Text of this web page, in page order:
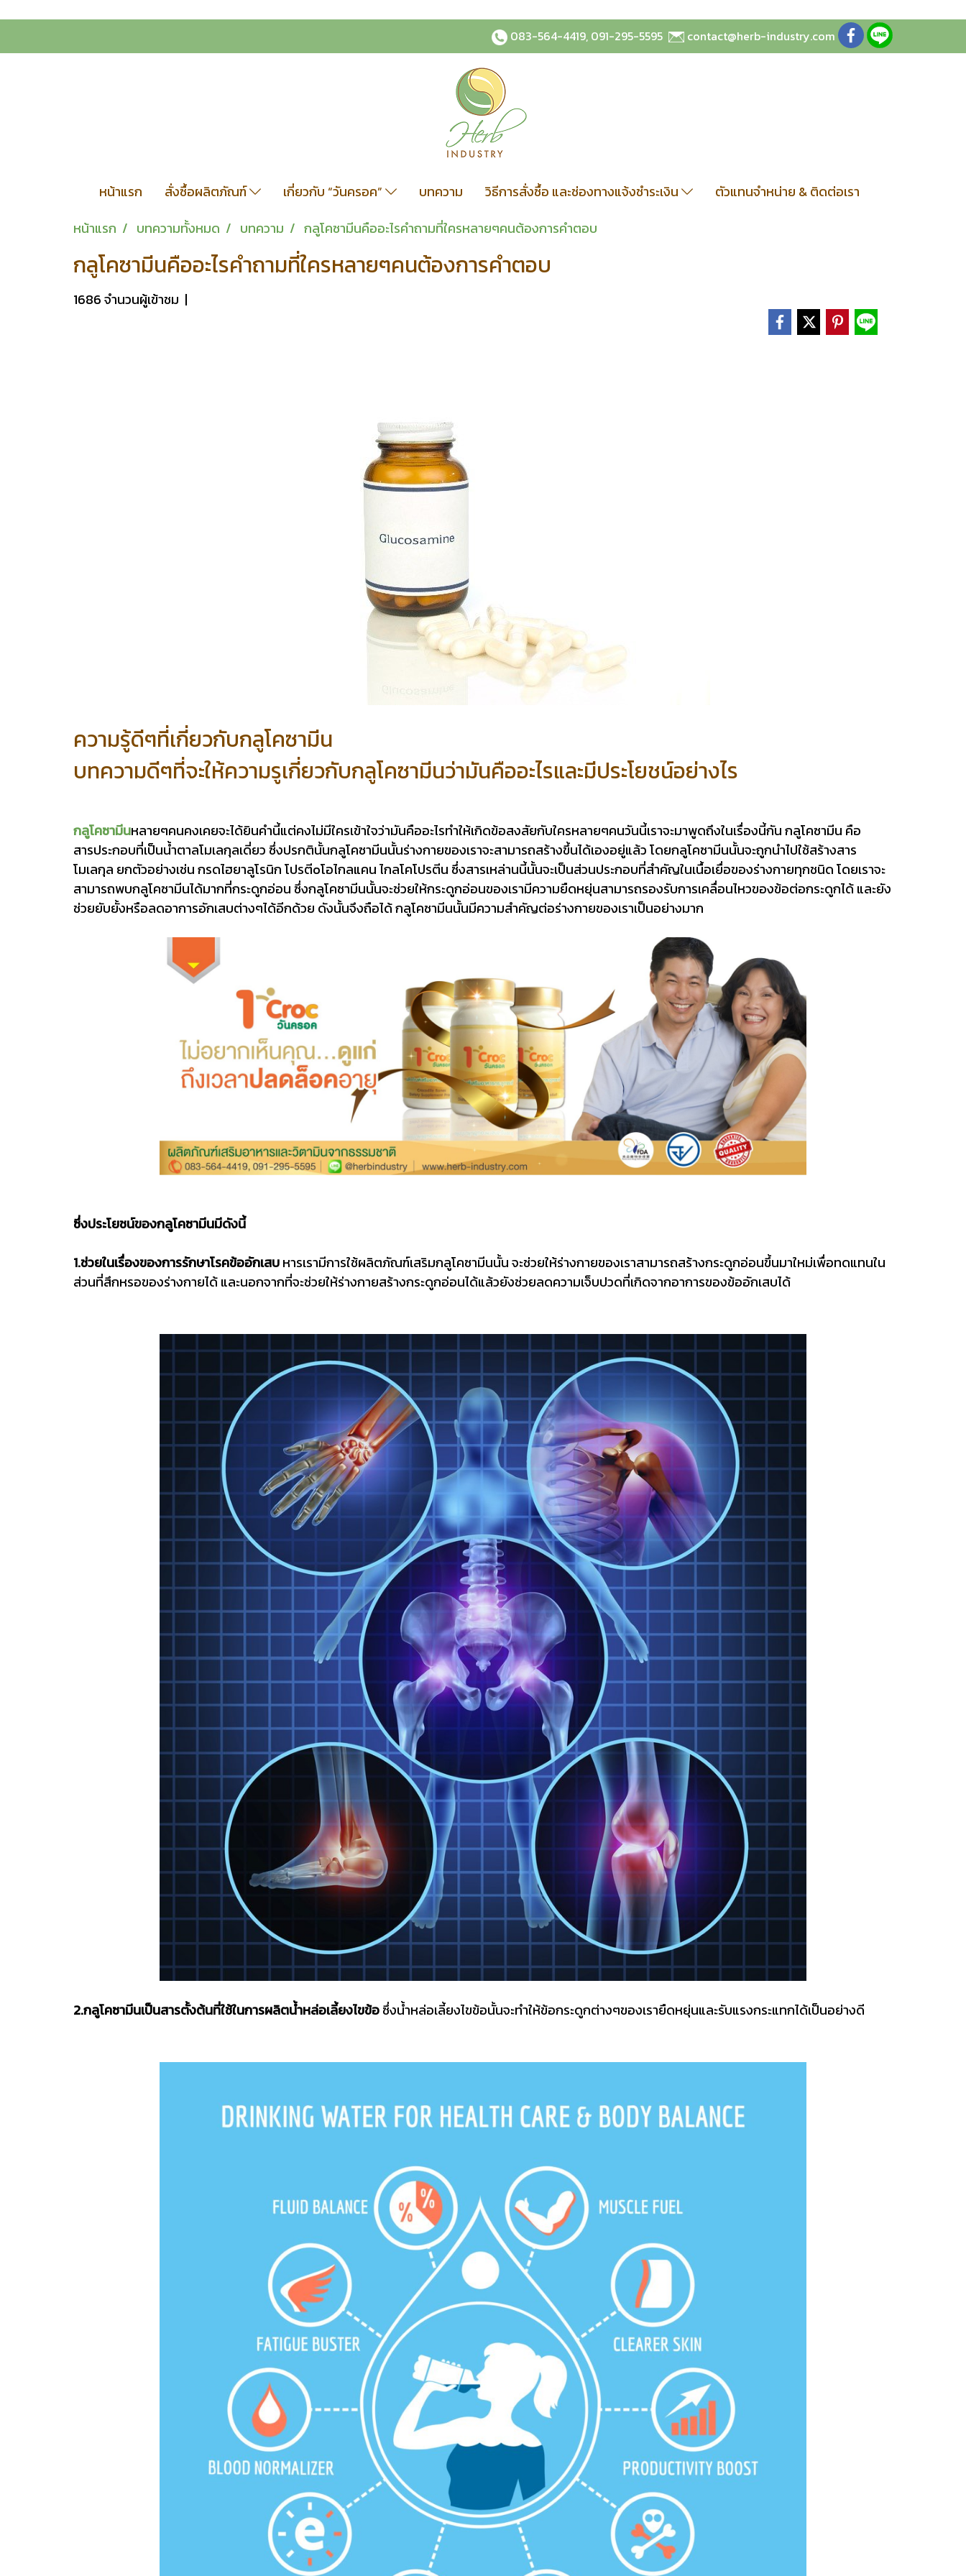
083-564-4419, 091-295-5595 contact@herb-industry.com
หน้าแรก สั่งซื้อผลิตภัณฑ์ เกี่ยวกับ “วันครอค” บทความ วิธีการสั่งซื้อ และช่องทางแจ้งชำระเงิน
ตัวแทนจำหน่าย & ติดต่อเรา
หน้าแรก
บทความทั้งหมด บทความ กลูโคซามีนคืออะไรคำถามที่ใครหลายๆคนต้องการคำตอบ
กลูโคซามีนคืออะไรคำถามที่ใครหลายๆคนต้องการคำตอบ
1686 จำนวนผู้เข้าชม |
ความรู้ดีๆที่เกี่ยวกับกลูโคซามีน
บทความดีๆที่จะให้ความรูเกี่ยวกับกลูโคซามีนว่ามันคืออะไรและมีประโยชน์อย่างไร
กลูโคซามีนหลายๆคนคงเคยจะได้ยินคำนี้แต่คงไม่มีใครเข้าใจว่ามันคืออะไรทำให้เกิดข้อสงสัยกับใครหลายๆคนวันนี้เราจะมาพูดถึงในเรื่องนี้กัน กลูโคซามีน คือ
สารประกอบที่เป็นน้ำตาลโมเลกุลเดี่ยว ซึ่งปรกตินั้นกลูโคซามีนนั้นร่างกายของเราจะสามารถสร้างขึ้นได้เองอยู่แล้ว โดยกลูโคซามีนนั้นจะถูกนำไปใช้สร้างสาร
โมเลกุล ยกตัวอย่างเช่น กรดไฮยาลูโรนิก โปรตีoโอไกลแคน ไกลโคโปรตีน ซึ่งสารเหล่านนี้นั้นจะเป็นส่วนประกอบที่สำคัญในเนื้อเยื่อของร่างกายทุกชนิด โดยเราจะ
สามารถพบกลูโคซามีนได้มากที่กระดูกอ่อน ซึ่งกลูโคซามีนนั้นจะช่วยให้กระดูกอ่อนของเรามีความยืดหยุ่นสามารถรองรับการเคลื่อนไหวของข้อต่อกระดูกได้ และยัง
ช่วยยับยั้งหรือลดอาการอักเสบต่างๆได้อีกด้วย ดังนั้นจึงถือได้ กลูโคซามีนนั้นมีความสำคัญต่อร่างกายของเราเป็นอย่างมาก
ซึ่งประโยชน์ของกลูโคซามีนมีดังนี้
1.ช่วยในเรื่องของการรักษาโรคข้ออักเสบหารเรามีการใช้ผลิตภัณฑ์เสริมกลูโคซามีนนั้น จะช่วยให้ร่างกายของเราสามารถสร้างกระดูกอ่อนขึ้นมาใหม่เพื่อทดแทนใน
ส่วนที่สึกหรอของร่างกายได้ และนอกจากที่จะช่วยให้ร่างกายสร้างกระดูกอ่อนได้แล้วยังช่วยลดความเจ็บปวดที่เกิดจากอาการของข้ออักเสบได้
2.กลูโคซามีนเป็นสารตั้งต้นที่ใช้ในการผลิตน้ำหล่อเลี้ยงไขข้อซึ่งน้ำหล่อเลี้ยงไขข้อนั้นจะทำให้ข้อกระดูกต่างๆของเรายืดหยุ่นและรับแรงกระแทกได้เป็นอย่างดี